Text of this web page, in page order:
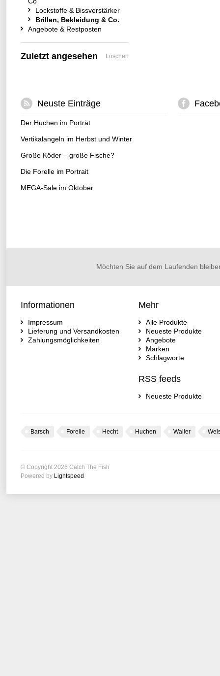
Lockstoffe & Bissverstärker
Brillen, Bekleidung & Co.
Angebote & Restposten
Zuletzt angesehen Löschen
Neuste Einträge
Der Huchen im Porträt
Vertikalangeln im Herbst und Winter
Große Köder – große Fische?
Die Forelle im Portrait
MEGA-Sale im Oktober
Möchten Sie auf dem Laufenden
Informationen
Impressum
Lieferung und Versandkosten
Zahlungsmöglichkeiten
Mehr
Alle Produkte
Neueste Produkte
Angebote
Marken
Schlagworte
RSS feeds
Neueste Produkte
Barsch Forelle Hecht Huchen Waller
© Copyright 2026 Catch The Fish
Powered by Lightspeed